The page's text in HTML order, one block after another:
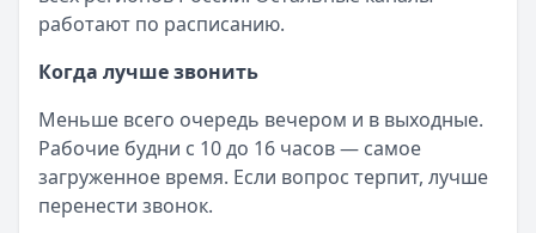
работают по расписанию.
Когда лучше звонить
Меньше всего очередь вечером и в выходные.
Рабочие будни с 10 до 16 часов — самое
загруженное время. Если вопрос терпит, лучше
перенести звонок.